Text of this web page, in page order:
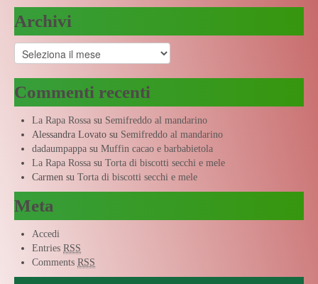
Archivi
Archivi
Commenti recenti
La Rapa Rossa su Semifreddo al mandarino
Alessandra Lovato su Semifreddo al mandarino
dadaumpappa su Muffin cacao e barbabietola
La Rapa Rossa su Torta di biscotti secchi e mele
Carmen su Torta di biscotti secchi e mele
Meta
Accedi
Entries RSS
Comments RSS